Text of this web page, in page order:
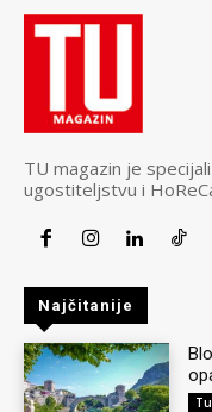
TU magazin je
ugostiteljstvu i
Najčitanije